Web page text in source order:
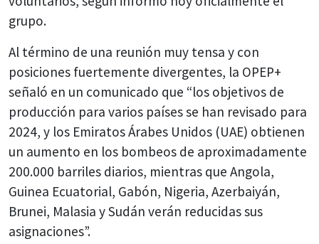
grupo.
Al término de una reunión muy tensa y con
posiciones fuertemente divergentes, la OPEP+
señaló en un comunicado que “los objetivos de
producción para varios países se han revisado para
2024, y los Emiratos Árabes Unidos (UAE) obtienen
un aumento en los bombeos de aproximadamente
200.000 barriles diarios, mientras que Angola,
Guinea Ecuatorial, Gabón, Nigeria, Azerbaiyán,
Brunei, Malasia y Sudán verán reducidas sus
asignaciones”.